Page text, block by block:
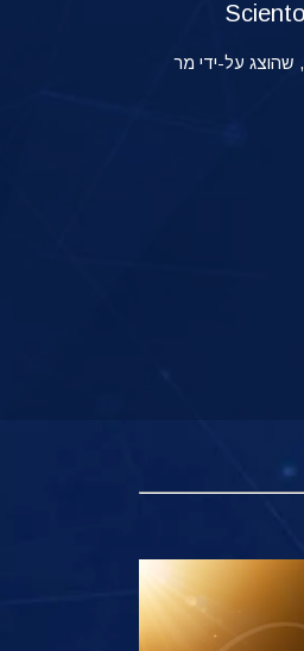
ההשקה של ערוץ ה-Scientology ב-12 במרץ 2018, שהוצג על-ידי מר